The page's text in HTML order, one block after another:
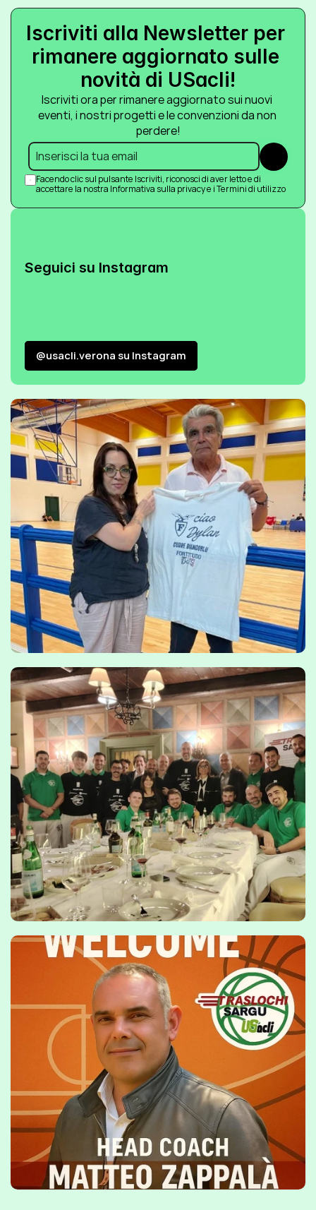
Iscriviti alla Newsletter per
rimanere aggiornato sulle
novità di USacli!
Iscriviti ora per rimanere aggiornato sui nuovi
eventi, i nostri progetti e le convenzioni da non
perdere!
Submit
Facendo clic sul pulsante Iscriviti, riconosci di aver letto e di
accettare la nostra Informativa sulla privacy e i Termini di utilizzo
Seguici su Instagram
@usacli.verona su Instagram
@usacli.verona su Instagram